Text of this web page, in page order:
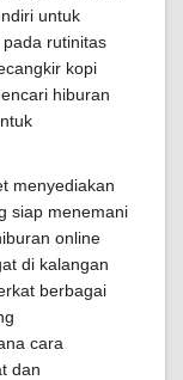
untuk
rutinitas
kopi
hiburan
menyediakan
siap menemani
online
di kalangan
berbagai
cara
dan